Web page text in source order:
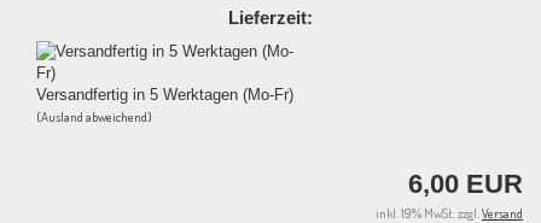
Lieferzeit:
Versandfertig in 5 Werktagen (Mo-Fr)
(Ausland abweichend)
6,00 EUR
inkl. 19% MwSt. zzgl.Versand